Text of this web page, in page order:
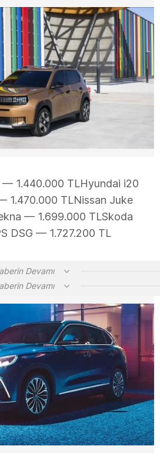
— 1.440.000 TLHyundai i20
1.470.000 TLNissan Juke
— 1.699.000 TLSkoda
DSG — 1.727.200 TL
Devamı
Devamı